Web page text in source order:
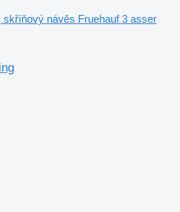
skříňový návěs Fruehauf 3 asser